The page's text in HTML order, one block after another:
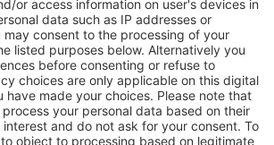
und Spezialangebote für eingeloggte
die Sie mögen
über 1,3 Millionen Unterkünften: Hotels,
und andere.